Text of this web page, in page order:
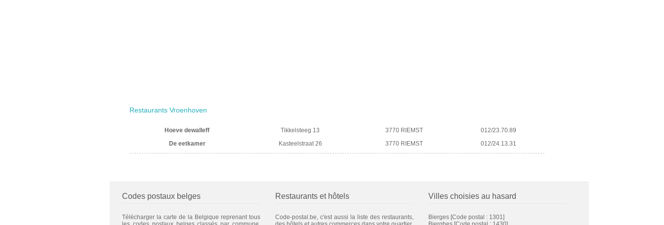
Restaurants Vroenhoven
Hoeve dewalleff Tikkelsteeg 13 3770 RIEMST
012/23.70.89
De eetkamer
Kasteelstraat 26 3770 RIEMST 012/24.13.31
Codes postaux belges
Télécharger la carte de la Belgique reprenant tous
Restaurants et hôtels
Code-postal.be, c'est aussi la liste des restaurants,
Villes choisies au hasard
Bierges [Code postal : 1301]